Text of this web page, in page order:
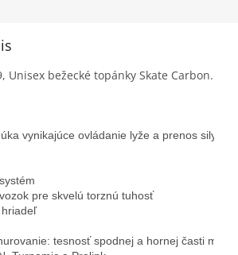
Unisex bežecké topánky Skate Carbon.
vynikajúce ovládanie lyže a prenos sily.
pre skvelú torznú tuhosť
tesnosť spodnej a hornej časti